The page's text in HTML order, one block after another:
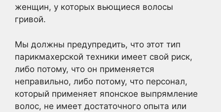
женщин, у которых вьющиеся волосы
гривой.
Мы должны предупредить, что этот тип
парикмахерской техники имеет свой риск,
либо потому, что он применяется
неправильно, либо потому, что персонал,
который применяет японское выпрямление
волос, не имеет достаточного опыта или